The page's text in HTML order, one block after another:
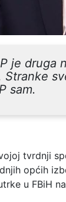
je druga
sam.
tvrdnji
općih
u FBiH